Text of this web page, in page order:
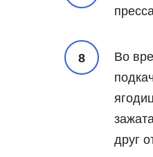
Во
друг